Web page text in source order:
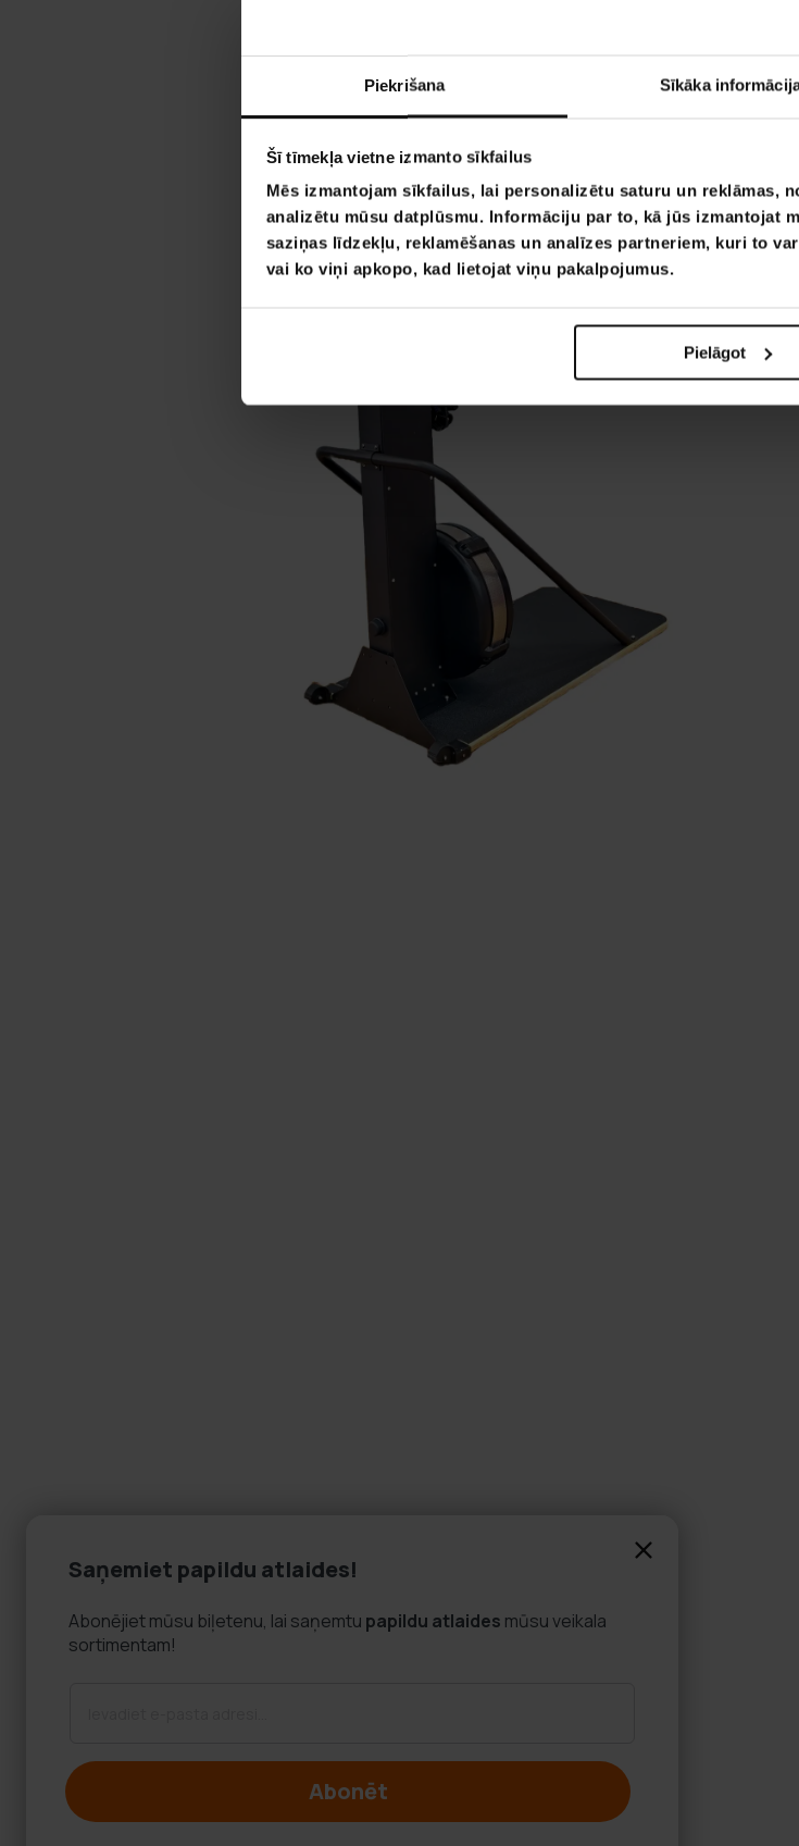
Piekrišana Sīkāka
Šī tīmekļa vietne izmanto sīkfailus
Mēs izmantojam sīkfailus, lai personalizētu saturu un reklāmas,
analizētu mūsu datplūsmu. Informāciju par to, kā jūs izmantojat
saziņas līdzekļu, reklamēšanas un analīzes partneriem, kuri to
vai ko viņi apkopo, kad lietojat viņu pakalpojumus.
Pielāgot
Saņemiet papildu atlaides!
Abonējiet mūsu biļetenu, lai saņemtu papildu atlaides mūsu veikala
sortimentam!
Abonēt